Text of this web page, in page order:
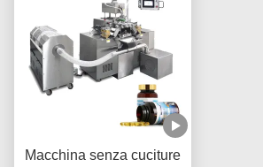
Macchina senza cuciture